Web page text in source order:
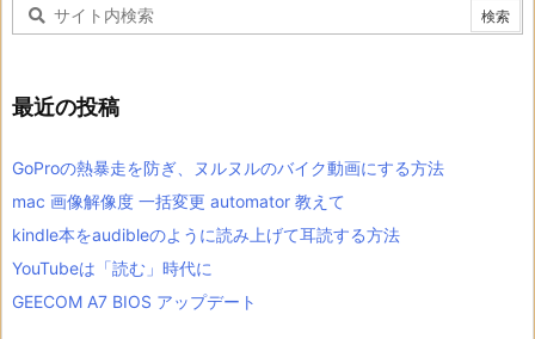
最近の投稿
GoProの熱暴走を防ぎ、ヌルヌルのバイク動画にする方法
mac 画像解像度 一括変更 automator 教えて
kindle本をaudibleのように読み上げて耳読する方法
YouTubeは「読む」時代に
GEECOM A7 BIOS アップデート